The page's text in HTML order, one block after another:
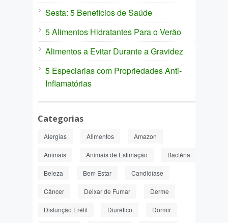
Sesta: 5 Benefícios de Saúde
5 Alimentos Hidratantes Para o Verão
Alimentos a Evitar Durante a Gravidez
5 Especiarias com Propriedades Anti-
Inflamatórias
Categorias
Alergias Alimentos Amazon
Animais Animais de Estimação Bactéria
Beleza Bem Estar Candidíase
Câncer Deixar de Fumar Derme
Disfunção Erétil Diurético Dormir